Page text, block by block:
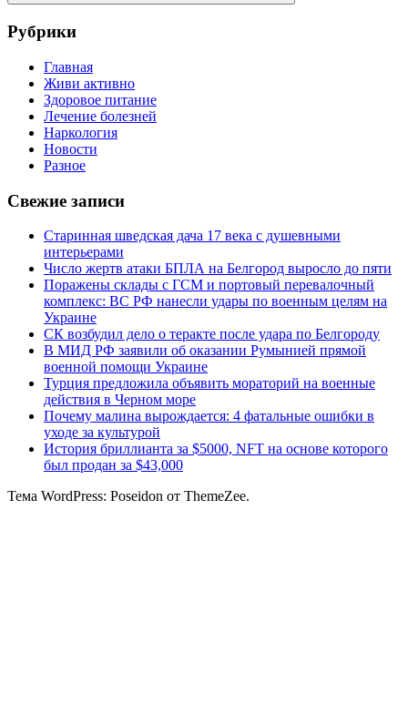
Поиск
Рубрики
Главная
Живи активно
Здоровое питание
Лечение болезней
Наркология
Новости
Разное
Свежие записи
Старинная шведская дача 17 века с душевными
интерьерами
Число жертв атаки БПЛА на Белгород выросло до пяти
Поражены склады с ГСМ и портовый перевалочный
комплекс: ВС РФ нанесли удары по военным целям на
Украине
СК возбудил дело о теракте после удара по Белгороду
В МИД РФ заявили об оказании Румынией прямой
военной помощи Украине
Турция предложила объявить мораторий на военные
действия в Черном море
Почему малина вырождается: 4 фатальные ошибки в
уходе за культурой
История бриллианта за $5000, NFT на основе которого
был продан за $43,000
Тема WordPress: Poseidon от ThemeZee.